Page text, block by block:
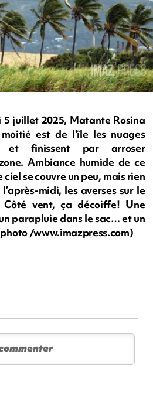
5 juillet 2025, Matante Rosina
est de l'île les nuages
et finissent par arroser
Ambiance humide de ce
ciel se couvre un peu, mais rien
midi, les averses sur le
vent, ça décoiffe! Une
parapluie dans le sac… et un
/www.imazpress.com)